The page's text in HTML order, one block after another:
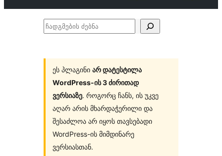
ჩადგმების
ეს პლაგინი არ დატესტილა
WordPress-ის 3 ძირითად
ვერსიაზე. როგორც ჩანს, ის უკვე
აღარ არის მხარდაჭერილი და
შესაძლოა არ იყოს თავსებადი
WordPress-ის მიმდინარე
ვერსიასთან.